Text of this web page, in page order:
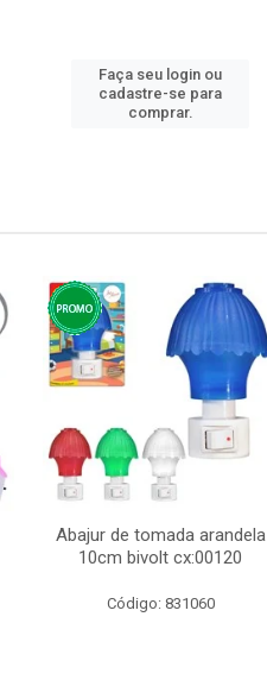
Faça seu login ou
cadastre-se para
comprar.
Abajur de tomada arandela
10cm bivolt cx:00120
Código: 831060